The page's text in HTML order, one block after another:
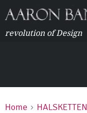
revolution of Design
Home HALSKETTEN